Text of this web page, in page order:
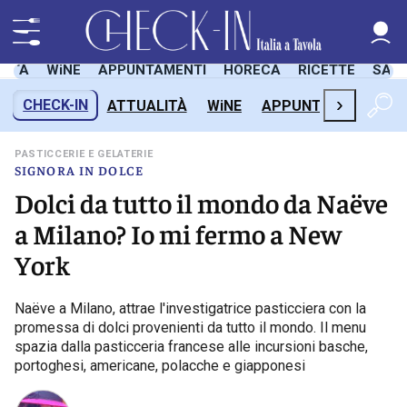
WiNE APPUNTAMENTI HORECA RICETTE
CHECK-IN ATTUALITÀ WiNE APPUNTAMENTI
›
SIGNORA IN DOLCE
PASTICCERIE E GELATERIE
Dolci da tutto il mondo da Naëve
a Milano? Io mi fermo a New
York
Naëve a Milano, attrae l'investigatrice pasticciera con la
promessa di dolci provenienti da tutto il mondo. Il menu
spazia dalla pasticceria francese alle incursioni basche,
portoghesi, americane, polacche e giapponesi